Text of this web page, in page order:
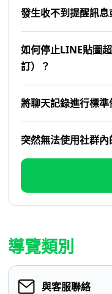
發生收不到提醒訊
如何停止LINE貼圖
訂）？
將聊天記錄進行標
突然無法使用社群內
導覽類別
與客服聯絡